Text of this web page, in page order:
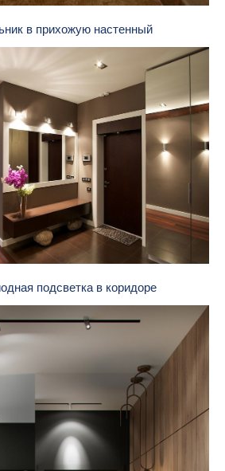
в прихожую настенный
подсветка в коридоре